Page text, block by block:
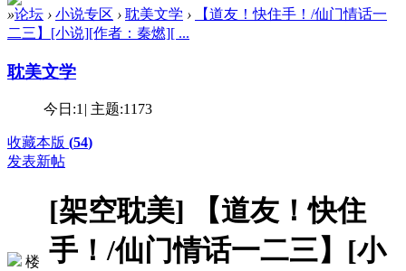
»论坛 › 小说专区 › 耽美文学 ›
【道友！快住手！/仙门情话一
二三】[小说][作者：秦燃][ ...
耽美文学
今日:1 | 主题:1173
收藏本版 (54)
发表新帖
楼
[架空耽美]
【道友！快住
手！/仙门情话一二三】[小